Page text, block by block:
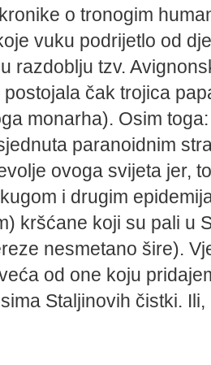
o tronogim
vuku podrijetlo od
razdoblju tzv.
čak trojica
monarha). Osim
paranoidnim
ovoga svijeta jer,
i drugim
kršćane koji su pali u
nesmetano šire).
od one koju
Staljinovih čistki.